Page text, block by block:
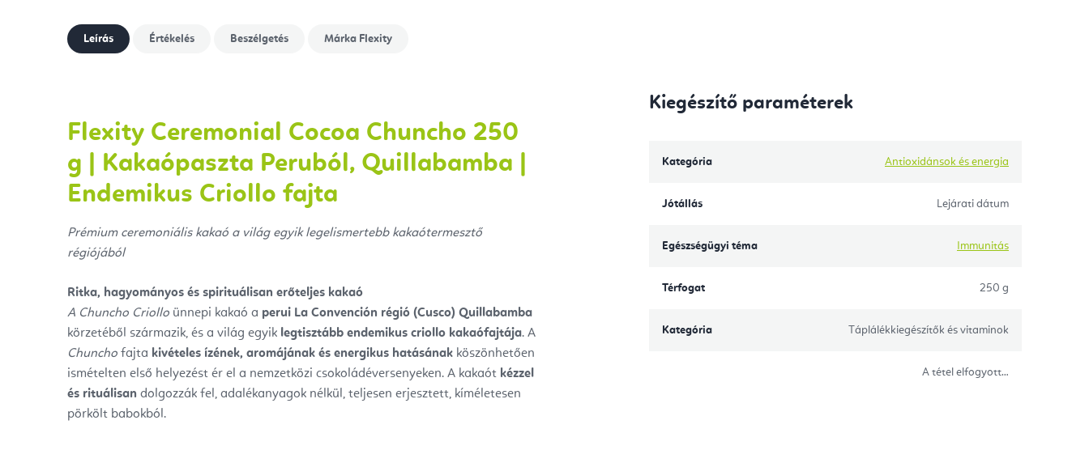
Leírás Értékelés Beszélgetés Márka Flexity
Flexity Ceremonial Cocoa Chuncho 250
g | Kakaópaszta Peruból, Quillabamba |
Endemikus Criollo fajta
Prémium ceremoniális kakaó a világ egyik legelismertebb kakaótermesztő
régiójából
Ritka, hagyományos és spirituálisan erőteljes kakaó
A Chuncho Criollo ünnepi kakaó a perui La Convención régió (Cusco) Quillabamba
körzetéből származik, és a világ egyik legtisztább endemikus criollo kakaófajtája. A
Chuncho fajta kivételes ízének, aromájának és energikus hatásának köszönhetően
ismételten első helyezést ér el a nemzetközi csokoládéversenyeken. A kakaót kézzel
és rituálisan dolgozzák fel, adalékanyagok nélkül, teljesen erjesztett, kíméletesen
pörkölt babokból.
Kiegészítő paraméterek
Kategória Antioxidánsok és energia
Jótállás Lejárati dátum
Egészségügyi téma Immunitás
Térfogat 250 g
Kategória Táplálékkiegészítők és vitaminok
A tétel elfogyott…